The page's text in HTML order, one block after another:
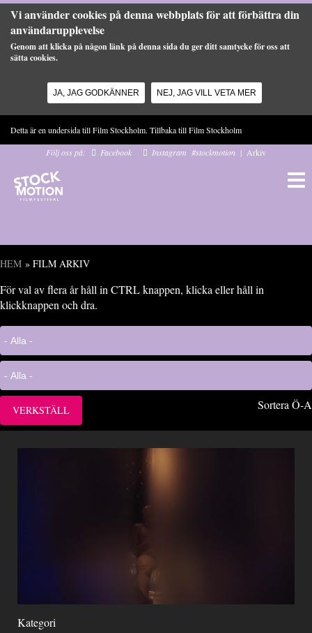
Vi använder cookies på denna webbplats för att förbättra din
användarupplevelse
Genom att klicka på någon länk på denna sida du ger ditt samtycke för oss att
sätta cookies.
JA, JAG GODKÄNNER NEJ, JAG VILL VETA MER
Detta är en undersida till Film Stockholm. Tillbaka tillFilm Stockholm
Följ oss på:
Facebook Instagram #stockmotion | Arkiv
Du är här
HEM » FILM ARKIV
För val av flera år håll in CTRL knappen, klicka eller håll in
klickknappen och dra.
Sortera Ö-A
Kategori